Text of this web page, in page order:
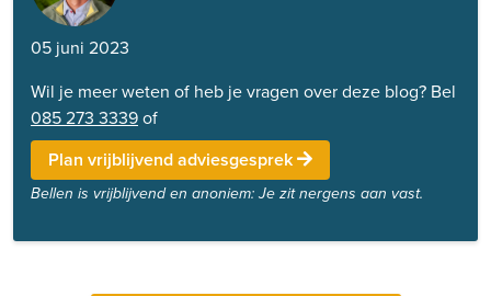
05 juni 2023
Wil je meer weten of heb je vragen over deze blog? Bel
085 273 3339of
Plan vrijblijvend adviesgesprek
Bellen is vrijblijvend en anoniem: Je zit nergens aan vast.